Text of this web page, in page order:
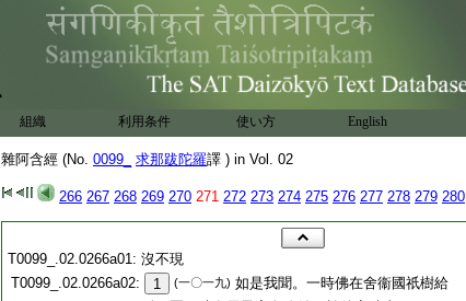
組織 利用条件 使い方 English
雜阿含經 (No. 0099_ 求那跋陀羅譯 ) in Vol. 02
266 267 268 269 270 271 272 273 274 275 276 277 278 279 280
T0099_.02.0266a01: 沒不現
T0099_.02.0266a02:
1 (一〇一九) 如是我聞。一時佛在舍衞國祇樹給